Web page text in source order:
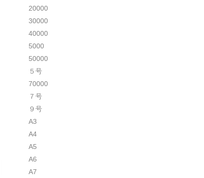
20000
30000
40000
5000
50000
５号
70000
７号
９号
A3
A4
A5
A6
A7